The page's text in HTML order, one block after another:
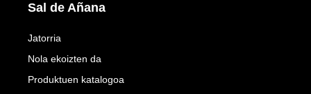
Sal de Añana
Jatorria
Nola ekoizten da
Produktuen katalogoa